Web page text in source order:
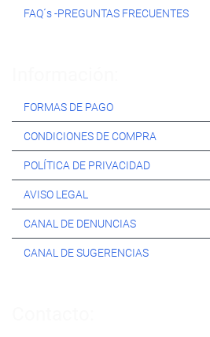
FAQ´s -PREGUNTAS FRECUENTES
FORMAS DE PAGO
CONDICIONES DE COMPRA
POLÍTICA DE PRIVACIDAD
AVISO LEGAL
CANAL DE DENUNCIAS
CANAL DE SUGERENCIAS